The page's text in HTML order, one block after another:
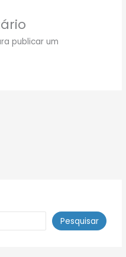
publicar um
Pesquisar